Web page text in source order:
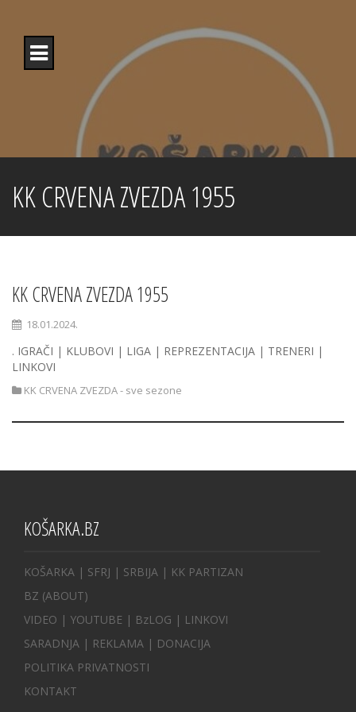
content
KK CRVENA ZVEZDA 1955
KK CRVENA ZVEZDA 1955
18.01.2024.
. IGRAČI | KLUBOVI | LIGA | REPREZENTACIJA | TRENERI |
LINKOVI
KK CRVENA ZVEZDA - sve sezone
KOŠARKA.BZ
KOŠARKA | SFRJ | SRBIJA | KK PARTIZAN
BZ (ABOUT)
VIDEO | YOUTUBE | BzLOG | LINKOVI
SARADNJA | REKLAMA | DONACIJA
POLITIKA PRIVATNOSTI
KONTAKT